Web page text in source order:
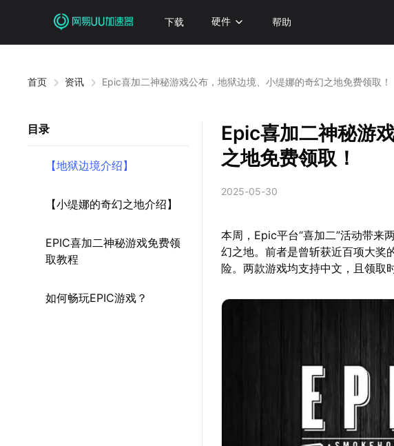
下载 硬件 帮助
首页 资讯 Epic喜加二神秘游戏公布，地狱边境、小缇娜的奇幻之地免费领取！
目录
【地狱边境介绍】
【小缇娜的奇幻之地介绍】
EPIC喜加二神秘游戏免费领
取教程
如何畅玩EPIC游戏？
Epic喜加二神秘游
之地免费领取！
2025-05-30
本周，Epic平台“喜加二”活动带
幻之地。前者是曾斩获近百项大奖
险。两款游戏均支持中文，且领取